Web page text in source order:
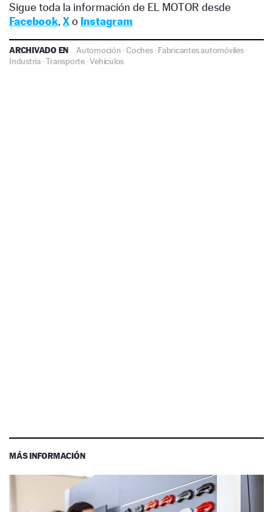
Sigue toda la información de EL MOTOR desde
Facebook, Xo Instagram
ARCHIVADO EN Automoción ·Coches· Fabricantes automóviles·
Industria·Transporte·Vehículos
MÁS INFORMACIÓN